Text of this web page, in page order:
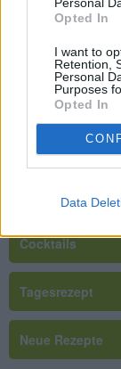
Opted In
I want to
Retention,
Personal
Purposes
Opted In
Data
Rezepte suchen
Cocktails
Tagesrezept
Neue Rezepte